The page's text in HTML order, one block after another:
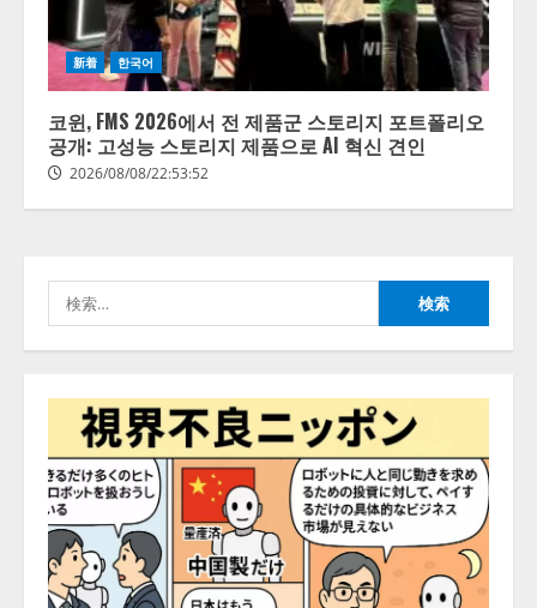
新着 한국어
코윈, FMS 2026에서 전 제품군 스토리지 포트폴리오
공개: 고성능 스토리지 제품으로 AI 혁신 견인
2026/08/08/22:53:52
索:
2
【開催報告】次世代AIプラットフ
ォーム「TAIZA」および新サービ
スに関する記者発表会を開催
2026/08/07/17:53:45
4
【2026年企業のAI導入・活用に関
きている企業は26.8％。AI導入企
業の68.0％が、自社でのAI導入・
活用は「上手くいっている」と回
答
2026/08/07/13:53:50
ナレッジワーク、AIエンジニア油
井 誠（@myui）が入社。「セール
スAIエージェントOS」「営業領域
の業界特化LLM」の開発とAI研究